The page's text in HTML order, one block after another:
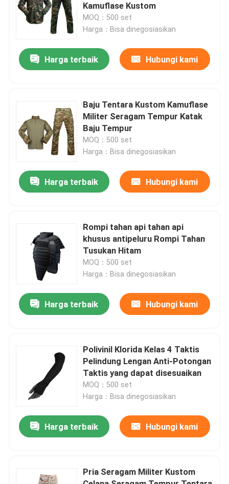
Rumah
Tentang kami
Tur Pabrik
Kontrol kualitas
Permintaan Penawaran
Seragam Tempur Militer
Armor Balistik Militer
Kamuflase Kustom
MOQ：500 set
Harga：Bisa dinegosiasikan
Harga terbaik Hubungi kami
Baju Tentara Kustom Kamuflase
Militer Seragam Tempur Katak
Baju Tempur
MOQ：500 set
Harga：Bisa dinegosiasikan
Harga terbaik Hubungi kami
Rompi tahan api tahan api
khusus antipeluru Rompi Tahan
Tusukan Hitam
MOQ：500 set
Harga：Bisa dinegosiasikan
Harga terbaik Hubungi kami
Polivinil Klorida Kelas 4 Taktis
Pelindung Lengan Anti-Potongan
Taktis yang dapat disesuaikan
MOQ：500 set
Harga：Bisa dinegosiasikan
Harga terbaik Hubungi kami
Pria Seragam Militer Kustom